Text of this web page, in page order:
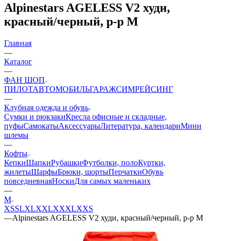
Alpinestars AGELESS V2 худи,
красный/черный, р-р M
Главная
—
Каталог
—
ФАН ШОП
ПИЛОТАВТОМОБИЛЬГАРАЖСИМРЕЙСИНГ
—
Клубная одежда и обувь
Сумки и рюкзакиКресла офисные и складные,
пуфыСамокатыАксессуарыЛитература, календариМини
шлемы
—
Кофты
КепкиШапкиРубашкиФутболки, полоКуртки,
жилетыШарфыБрюки, шортыПерчаткиОбувь
повседневнаяНоскиДля самых маленьких
—
M
XSSLXLXXLXXXLXXS
—Alpinestars AGELESS V2 худи, красный/черный, р-р M